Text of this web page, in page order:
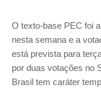
O texto-base PEC foi
nesta semana e a
está prevista para
por duas votações no
Brasil tem caráter